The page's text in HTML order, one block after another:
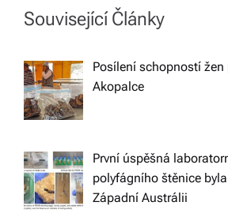
v
i
g
a
t
Související Články
Posílení schopností
Akopalce
První úspěšná
polyfágního štěnice
Západní Austrálii